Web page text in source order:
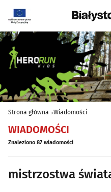
Strona główna Wiadomości
WIADOMOŚCI
Znaleziono 87 wiadomości
mistrzostwa